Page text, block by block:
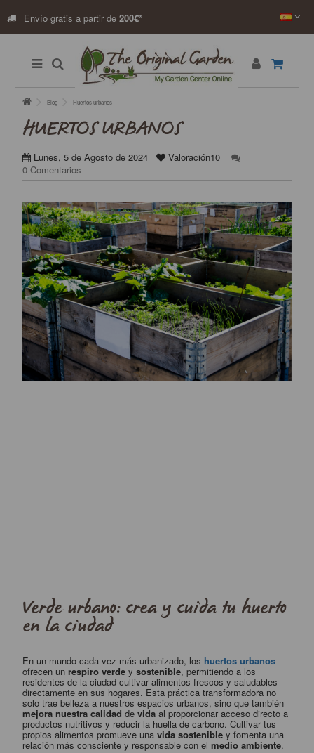
Envío gratis a partir de 200€*
Blog Huertos urbanos
HUERTOS URBANOS
Lunes, 5 de Agosto de 2024
Valoración10
0 Comentarios
Verde urbano: crea y cuida tu huerto
en la ciudad
En un mundo cada vez más urbanizado, los huertos urbanos
ofrecen un respiro verdeysostenible, permitiendo a los
residentes de la ciudad cultivar alimentos frescos y saludables
directamente en sus hogares. Esta práctica transformadora no
solo trae belleza a nuestros espacios urbanos, sino que también
mejora nuestra calidaddevidaal proporcionar acceso directo a
productos nutritivos y reducir la huella de carbono. Cultivar tus
propios alimentos promueve unavida sostenible y fomenta una
relación más consciente y responsable con elmedio ambiente.